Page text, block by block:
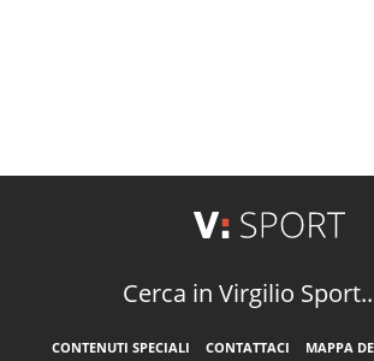
Cerca in Virgilio
CONTENUTI SPECIALI CONTATTACI MAPPA